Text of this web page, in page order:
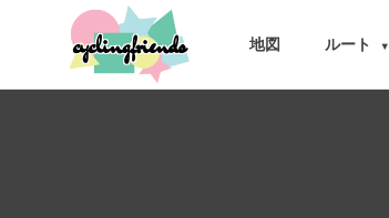
cyclingfriends 地図 ルート ▾